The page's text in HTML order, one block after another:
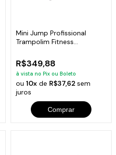
Mini Jump Profissional
Trampolim Fitness
R$349,88
à vista no Pix ou Boleto
ou 10xde R$37,62 sem
juros
Comprar